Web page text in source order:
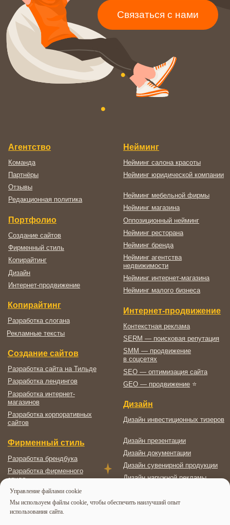
Политика конфиденциальности
2003-2026 , Digital-агентство Релкама. Все права защищены
Разработка логотипа
Разработка фирменного
стиля
Дизайн полиграфии
Дизайн наружной рекламы
Дизайн сувенирной продукции
Дизайн документации
Разработка брендбука
Контакты
Управление файлами cookie
Мы используем файлы cookie, чтобы обеспечить наилучший опыт
использования сайта.